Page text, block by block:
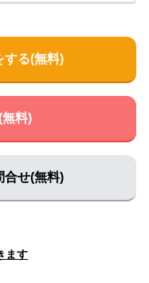
する(無料)
料)
合せ(無料)
ます